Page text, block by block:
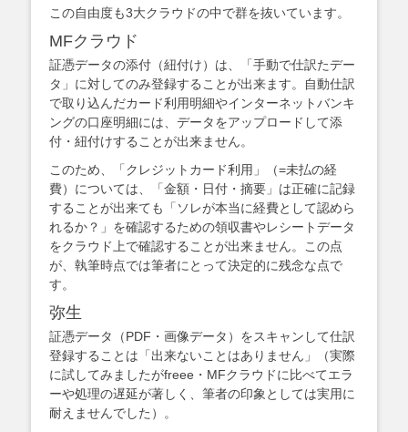
この自由度も3大クラウドの中で群を抜いています。
MFクラウド
証憑データの添付（紐付け）は、「手動で仕訳たデー
タ」に対してのみ登録することが出来ます。自動仕訳
で取り込んだカード利用明細やインターネットバンキ
ングの口座明細には、データをアップロードして添
付・紐付けすることが出来ません。
このため、「クレジットカード利用」（=未払の経
費）については、「金額・日付・摘要」は正確に記録
することが出来ても「ソレが本当に経費として認めら
れるか？」を確認するための領収書やレシートデータ
をクラウド上で確認することが出来ません。この点
が、執筆時点では筆者にとって決定的に残念な点で
す。
弥生
証憑データ（PDF・画像データ）をスキャンして仕訳
登録することは「出来ないことはありません」（実際
に試してみましたがfreee・MFクラウドに比べてエラ
ーや処理の遅延が著しく、筆者の印象としては実用に
耐えませんでした）。